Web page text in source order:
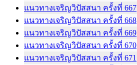
แนวทางเจริญวิปัสสนา ครั้งที่ 667
แนวทางเจริญวิปัสสนา ครั้งที่ 668
แนวทางเจริญวิปัสสนา ครั้งที่ 669
แนวทางเจริญวิปัสสนา ครั้งที่ 670
แนวทางเจริญวิปัสสนา ครั้งที่ 671